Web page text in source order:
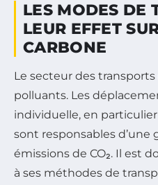
LES MODES DE
LEUR EFFET
CARBONE
Le secteur des transports
polluants. Les
individuelle, en
sont responsables d’une
émissions de CO₂. Il est
à ses méthodes de